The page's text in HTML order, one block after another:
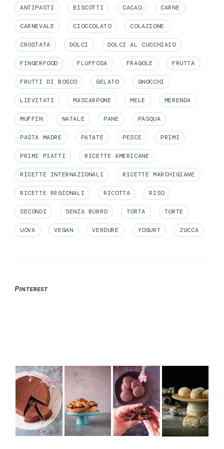
ANTIPASTI BISCOTTI CACAO CARNE
CARNEVALE CIOCCOLATO COLAZIONE
CROSTATA DOLCI DOLCI AL CUCCHIAIO
FINGERFOOD FLUFFOSA FRAGOLE FRUTTA
FRUTTI DI BOSCO GELATO GNOCCHI
LIEVITATI MASCARPONE MELE MERENDA
MUFFIN NATALE PANE PASQUA
PASTA MADRE PATATE PESCE PRIMI
PRIMI PIATTI RICETTE AMERICANE
RICETTE INTERNAZIONALI RICETTE MARCHIGIANE
RICETTE REGIONALI RICOTTA RISO
SECONDI SENZA BURRO TORTA TORTE
UOVA VEGAN VERDURE YOGURT ZUCCA
Pinterest